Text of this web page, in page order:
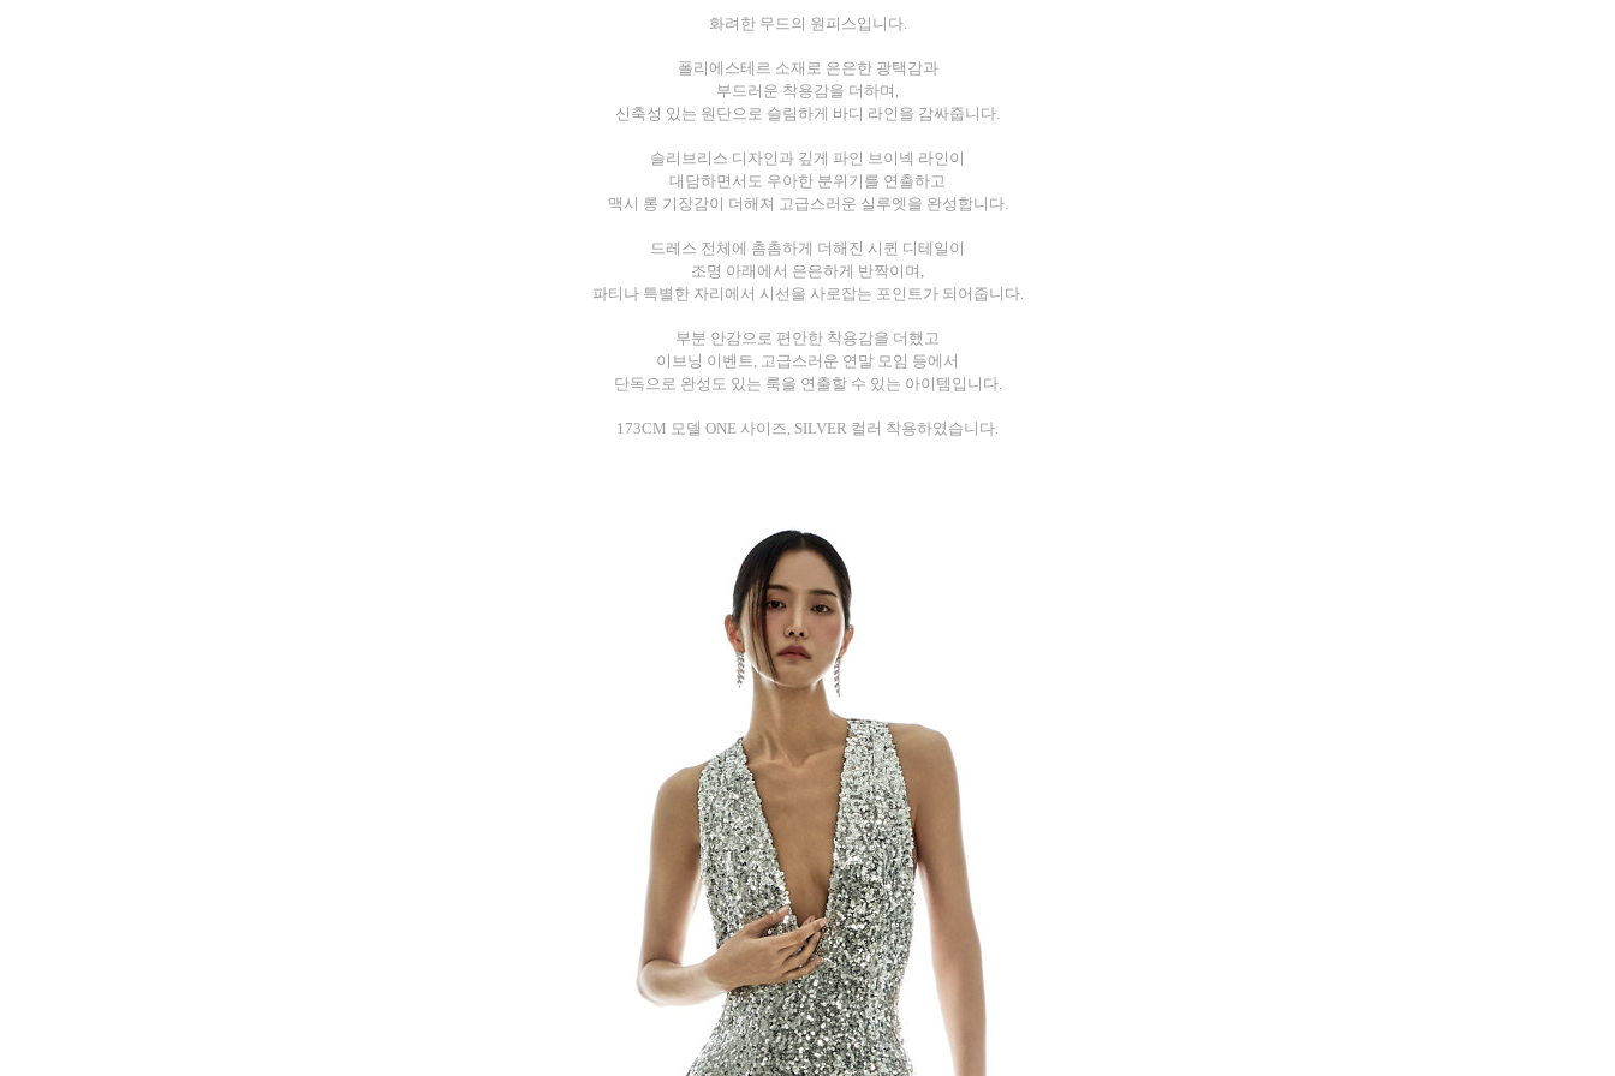
화려한 무드의 원피스입니다.
폴리에스테르 소재로 은은한 광택감과
부드러운 착용감을 더하며,
신축성 있는 원단으로 슬림하게 바디 라인을 감싸줍니다.
슬리브리스 디자인과 깊게 파인 브이넥 라인이
대담하면서도 우아한 분위기를 연출하고
맥시 롱 기장감이 더해져 고급스러운 실루엣을 완성합니다.
드레스 전체에 촘촘하게 더해진 시퀸 디테일이
조명 아래에서 은은하게 반짝이며,
파티나 특별한 자리에서 시선을 사로잡는 포인트가 되어줍니다.
부분 안감으로 편안한 착용감을 더했고
이브닝 이벤트, 고급스러운 연말 모임 등에서
단독으로 완성도 있는 룩을 연출할 수 있는 아이템입니다.
173CM 모델 ONE 사이즈, SILVER 컬러 착용하였습니다.